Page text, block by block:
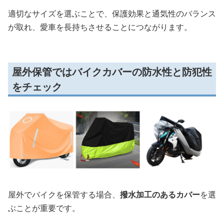
適切なサイズを選ぶことで、保護効果と通気性のバランス
が取れ、愛車を長持ちさせることにつながります。
屋外保管ではバイクカバーの防水性と防犯性
をチェック
屋外でバイクを保管する場合、 撥水加工のあるカバーを選
ぶことが重要です。